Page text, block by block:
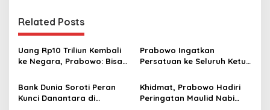
t
n
a
v
i
g
Related Posts
Uang Rp10 Triliun Kembali
ke Negara, Prabowo: Bisa
Prabowo Ingatkan
Persatuan ke Seluruh Ketua
Beda, Tapi Semua Harus
Cinta Tanah Air
Bank Dunia Soroti Peran
Kunci Danantara di
Khidmat, Prabowo Hadiri
Peringatan Maulid Nabi